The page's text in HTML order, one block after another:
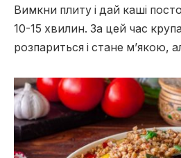
Вимкни плиту і дай каші
10-15 хвилин. За цей час крупа
розпариться і стане м’якою,